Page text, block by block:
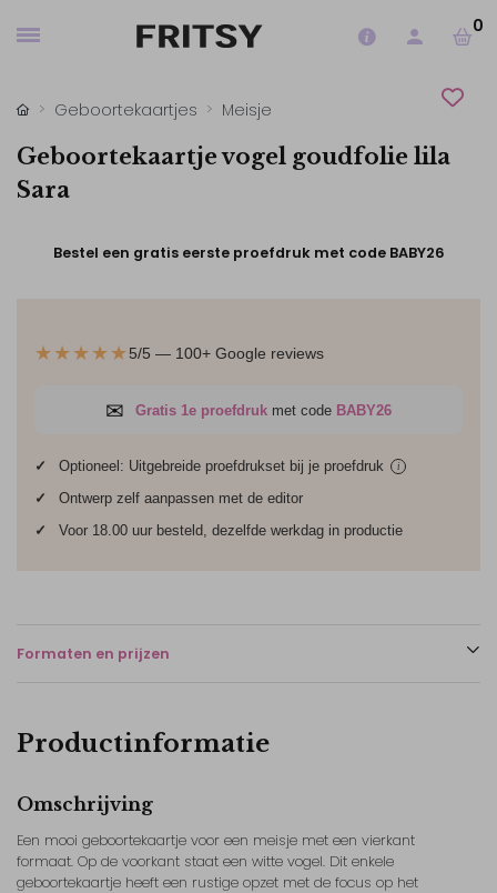
0
Geboortekaartjes Meisje
Geboortekaartje vogel goudfolie lila
Sara
Bestel een gratis eerste proefdruk met code BABY26
★★★★★5/5 — 100+ Google reviews
✉ Gratis 1e proefdruk met code BABY26
✓ Optioneel: Uitgebreide proefdrukset bij je proefdruk i
✓
Ontwerp zelf aanpassen met de editor
✓
Voor 18.00 uur besteld, dezelfde werkdag in productie
Formaten en prijzen
Productinformatie
Omschrijving
Een mooi geboortekaartje voor een meisje met een vierkant
formaat. Op de voorkant staat een witte vogel. Dit enkele
geboortekaartje heeft een rustige opzet met de focus op het